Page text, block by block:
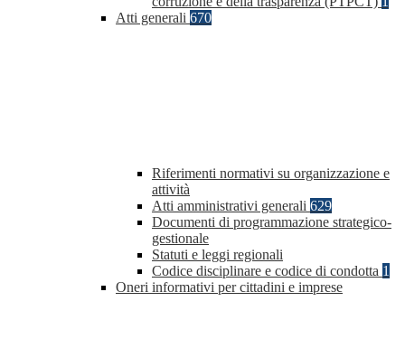
Atti generali 670
Riferimenti normativi su organizzazione e
attività
Atti amministrativi generali 629
Documenti di programmazione strategico-
gestionale
Statuti e leggi regionali
Codice disciplinare e codice di condotta 1
Oneri informativi per cittadini e imprese